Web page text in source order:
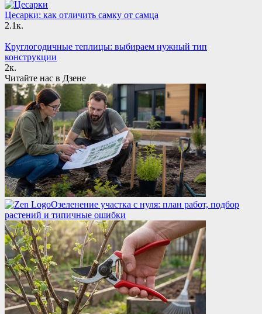
Цесарки: как отличить самку от самца
2.1к.
Круглогодичные теплицы: выбираем нужный тип
конструкции
2к.
Читайте нас в Дзене
Озеленение участка с нуля: план работ, подбор
растений и типичные ошибки